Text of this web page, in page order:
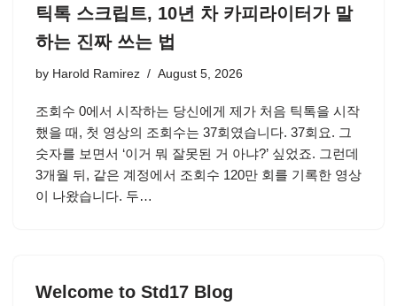
틱톡 스크립트, 10년 차 카피라이터가 말
하는 진짜 쓰는 법
by Harold Ramirez August 5, 2026
조회수 0에서 시작하는 당신에게 제가 처음 틱톡을 시작
했을 때, 첫 영상의 조회수는 37회였습니다. 37회요. 그
숫자를 보면서 ‘이거 뭐 잘못된 거 아냐?’ 싶었죠. 그런데
3개월 뒤, 같은 계정에서 조회수 120만 회를 기록한 영상
이 나왔습니다. 두…
Welcome to Std17 Blog